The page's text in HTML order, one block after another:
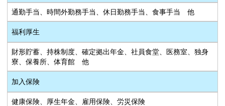
通勤手当、時間外勤務手当、休日勤務手当、食事手当 他
福利厚生
財形貯蓄、持株制度、確定拠出年金、社員食堂、医務室、独身
寮、保養所、体育館 他
加入保険
健康保険、厚生年金、雇用保険、労災保険